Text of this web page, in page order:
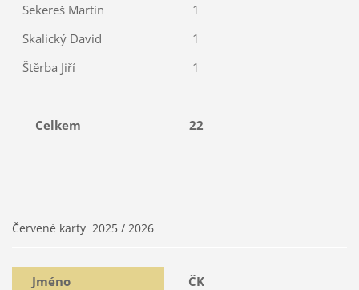
Sekereš Martin
1
Skalický David
1
Štěrba Jiří
1
Celkem 22
Červené karty 2025 / 2026
Jméno ČK